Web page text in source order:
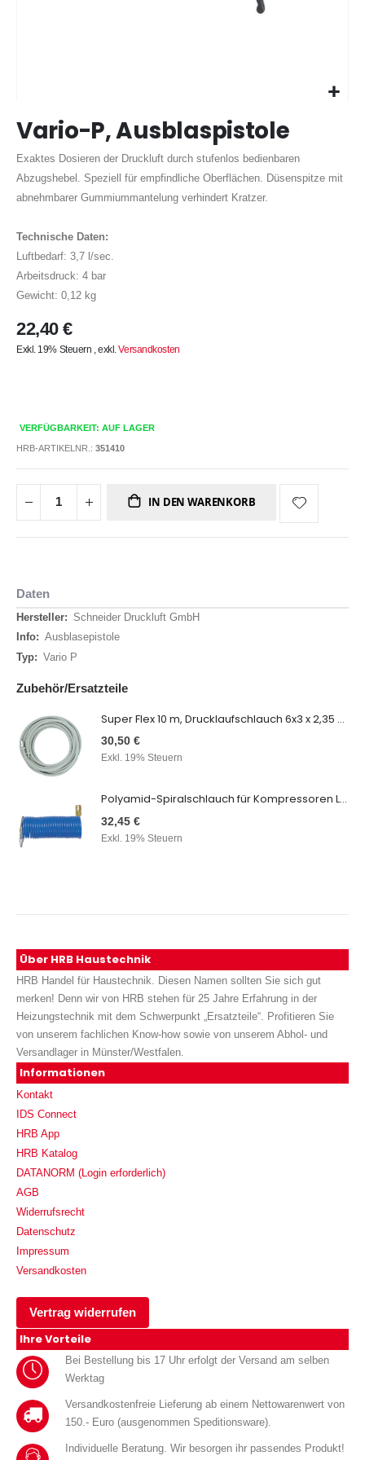
Anfang
Bildergalerie
springen
Vario-P, Ausblaspistole
Exaktes Dosieren der Druckluft durch stufenlos bedienbaren
Abzugshebel. Speziell für empfindliche Oberflächen. Düsenspitze mit
abnehmbarer Gummiummantelung verhindert Kratzer.
Technische Daten:
Luftbedarf: 3,7 l/sec.
Arbeitsdruck: 4 bar
Gewicht: 0,12 kg
22,40 €
Exkl. 19% Steuern ,exkl.Versandkosten
VERFÜGBARKEIT: AUF LAGER
HRB-ARTIKELNR.: 351410
IN DEN WARENKORB
Daten
Daten
Schneider Druckluft GmbH
Ausblasepistole
Vario P
Zubehör/Ersatzteile
Super Flex 10 m, Drucklaufschlauch 6x3 x 2,35 mm
30,50 €
Exkl. 19% Steuern
Polyamid-Spiralschlauch für Kompressoren Länge: 7,5 m
32,45 €
Exkl. 19% Steuern
Über HRB Haustechnik
HRB Handel für Haustechnik. Diesen Namen sollten Sie sich gut
merken! Denn wir von HRB stehen für 25 Jahre Erfahrung in der
Heizungstechnik mit dem Schwerpunkt „Ersatzteile“. Profitieren Sie
von unserem fachlichen Know-how sowie von unserem Abhol- und
Versandlager in Münster/Westfalen.
Informationen
Kontakt
IDS Connect
HRB App
HRB Katalog
DATANORM (Login erforderlich)
AGB
Widerrufsrecht
Datenschutz
Impressum
Versandkosten
Vertrag widerrufen
Ihre Vorteile
Bei Bestellung bis 17 Uhr erfolgt der Versand am selben
Werktag
Versandkostenfreie Lieferung ab einem Nettowarenwert von
150.- Euro (ausgenommen Speditionsware).
Individuelle Beratung. Wir besorgen ihr passendes Produkt!